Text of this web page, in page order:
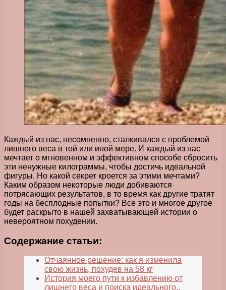
Каждый из нас, несомненно, сталкивался с проблемой
лишнего веса в той или иной мере. И каждый из нас
мечтает о мгновенном и эффективном способе сбросить
эти ненужные килограммы, чтобы достичь идеальной
фигуры. Но какой секрет кроется за этими мечтами?
Каким образом некоторые люди добиваются
потрясающих результатов, в то время как другие тратят
годы на бесплодные попытки? Все это и многое другое
будет раскрыто в нашей захватывающей истории о
невероятном похудении.
Содержание статьи:
Отчаянное решение: как я изменила
свою жизнь, похудев на 58 кг
История моего пути к избавлению от
лишнего веса и поиска идеального..